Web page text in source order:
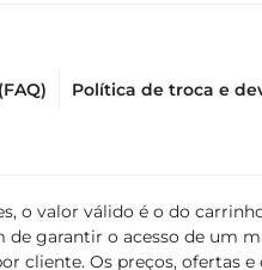
Política de troca e
o valor válido é o do
de garantir o acesso de
cliente. Os preços, ofertas